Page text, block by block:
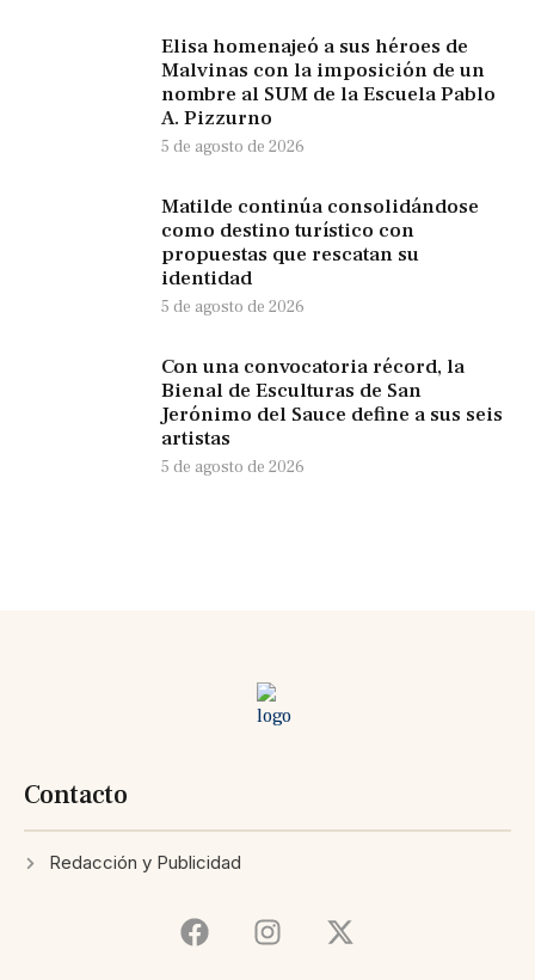
Elisa homenajeó a sus héroes de
Malvinas con la imposición de un
nombre al SUM de la Escuela Pablo
A. Pizzurno
5 de agosto de 2026
Matilde continúa consolidándose
como destino turístico con
propuestas que rescatan su
identidad
5 de agosto de 2026
Con una convocatoria récord, la
Bienal de Esculturas de San
Jerónimo del Sauce define a sus seis
artistas
5 de agosto de 2026
Contacto
Redacción y Publicidad